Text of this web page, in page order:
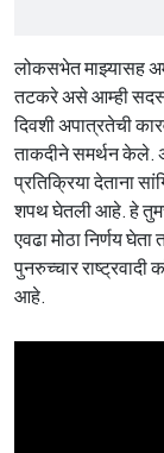
लोकसभेत माझ्यासह
तटकरे असे आम्ही
दिवशी अपात्रतेची
ताकदीने समर्थन केले.
प्रतिक्रिया देताना
शपथ घेतली आहे. हे
एवढा मोठा निर्णय
पुनरुच्चार राष्ट्रवादी
आहे.